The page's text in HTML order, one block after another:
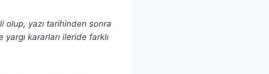
olup, yazı tarihinden sonra
kararları ileride farklı